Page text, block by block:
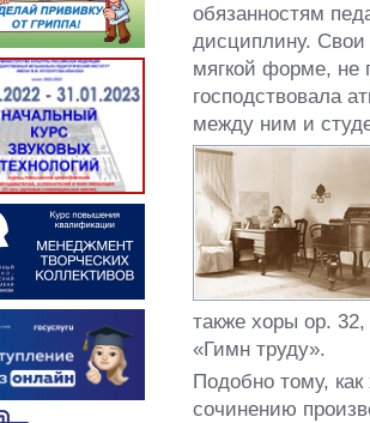
обязанностям
дисциплину. Свои
мягкой форме, не
господствовала
между ним и
также хоры ор.
«Гимн труду».
Подобно тому,
сочинению